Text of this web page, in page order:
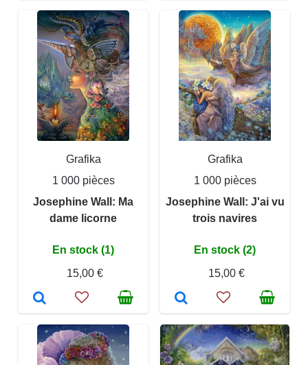
Grafika
1 000 pièces
Josephine Wall: Ma
dame licorne
En stock (1)
15,00 €
Grafika
1 000 pièces
Josephine Wall: J'ai vu
trois navires
En stock (2)
15,00 €